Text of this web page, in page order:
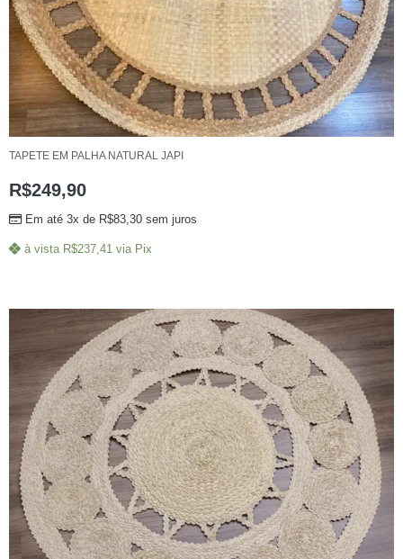
TAPETE EM PALHA NATURAL JAPI
R$249,90
Em até 3x de R$83,30 sem juros
à vista R$237,41 via Pix